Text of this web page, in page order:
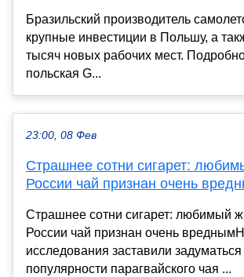
Бразильский производитель
крупные инвестиции в Польшу, а
тысяч новых рабочих мест.
польская G...
23:00, 08 Фев
Страшнее сотни сигарет:
России чай признан очень
Страшнее сотни сигарет: любимый
России чай признан очень
исследования заставили задуматься
популярности парагвайского чая ...